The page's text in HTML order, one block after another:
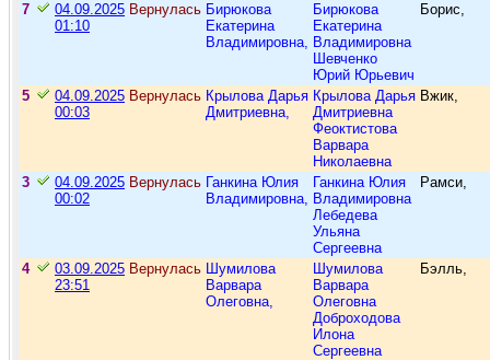
7
04.09.2025
01:10
Вернулась Бирюкова
Екатерина
Владимировна,
Бирюкова
Екатерина
Владимировна
Шевченко
Юрий Юрьевич
Борис,
5
04.09.2025
00:03
Вернулась Крылова Дарья
Дмитриевна,
Крылова Дарья
Дмитриевна
Феоктистова
Варвара
Николаевна
Вжик,
3
04.09.2025
00:02
Вернулась Ганкина Юлия
Владимировна,
Ганкина Юлия
Владимировна
Лебедева
Ульяна
Сергеевна
Рамси,
4
03.09.2025
23:51
Вернулась Шумилова
Варвара
Олеговна,
Шумилова
Варвара
Олеговна
Доброходова
Илона
Сергеевна
Бэлль,